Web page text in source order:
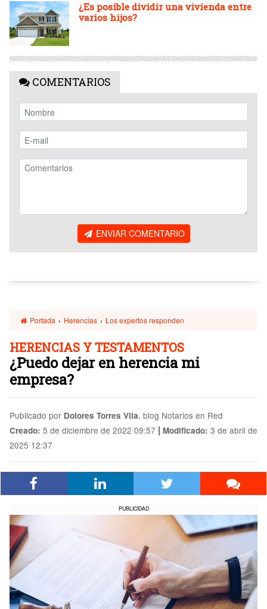
¿Es posible dividir una vivienda entre
varios hijos?
COMENTARIOS
ENVIAR COMENTARIO
Portada › Herencias › Los expertos responden
HERENCIAS Y TESTAMENTOS
¿Puedo dejar en herencia mi
empresa?
Publicado por Dolores Torres Vila, blog Notarios en Red
Creado: 5 de diciembre de 2022 09:57 | Modificado: 3 de abril de
2025 12:37
PUBLICIDAD